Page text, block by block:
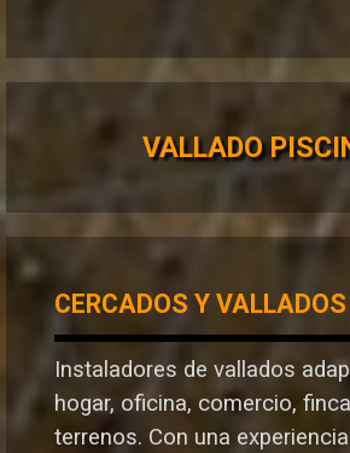
VALLADO
CERCADOS Y VALLADOS
Instaladores de vallados
hogar, oficina, comercio,
terrenos. Con una